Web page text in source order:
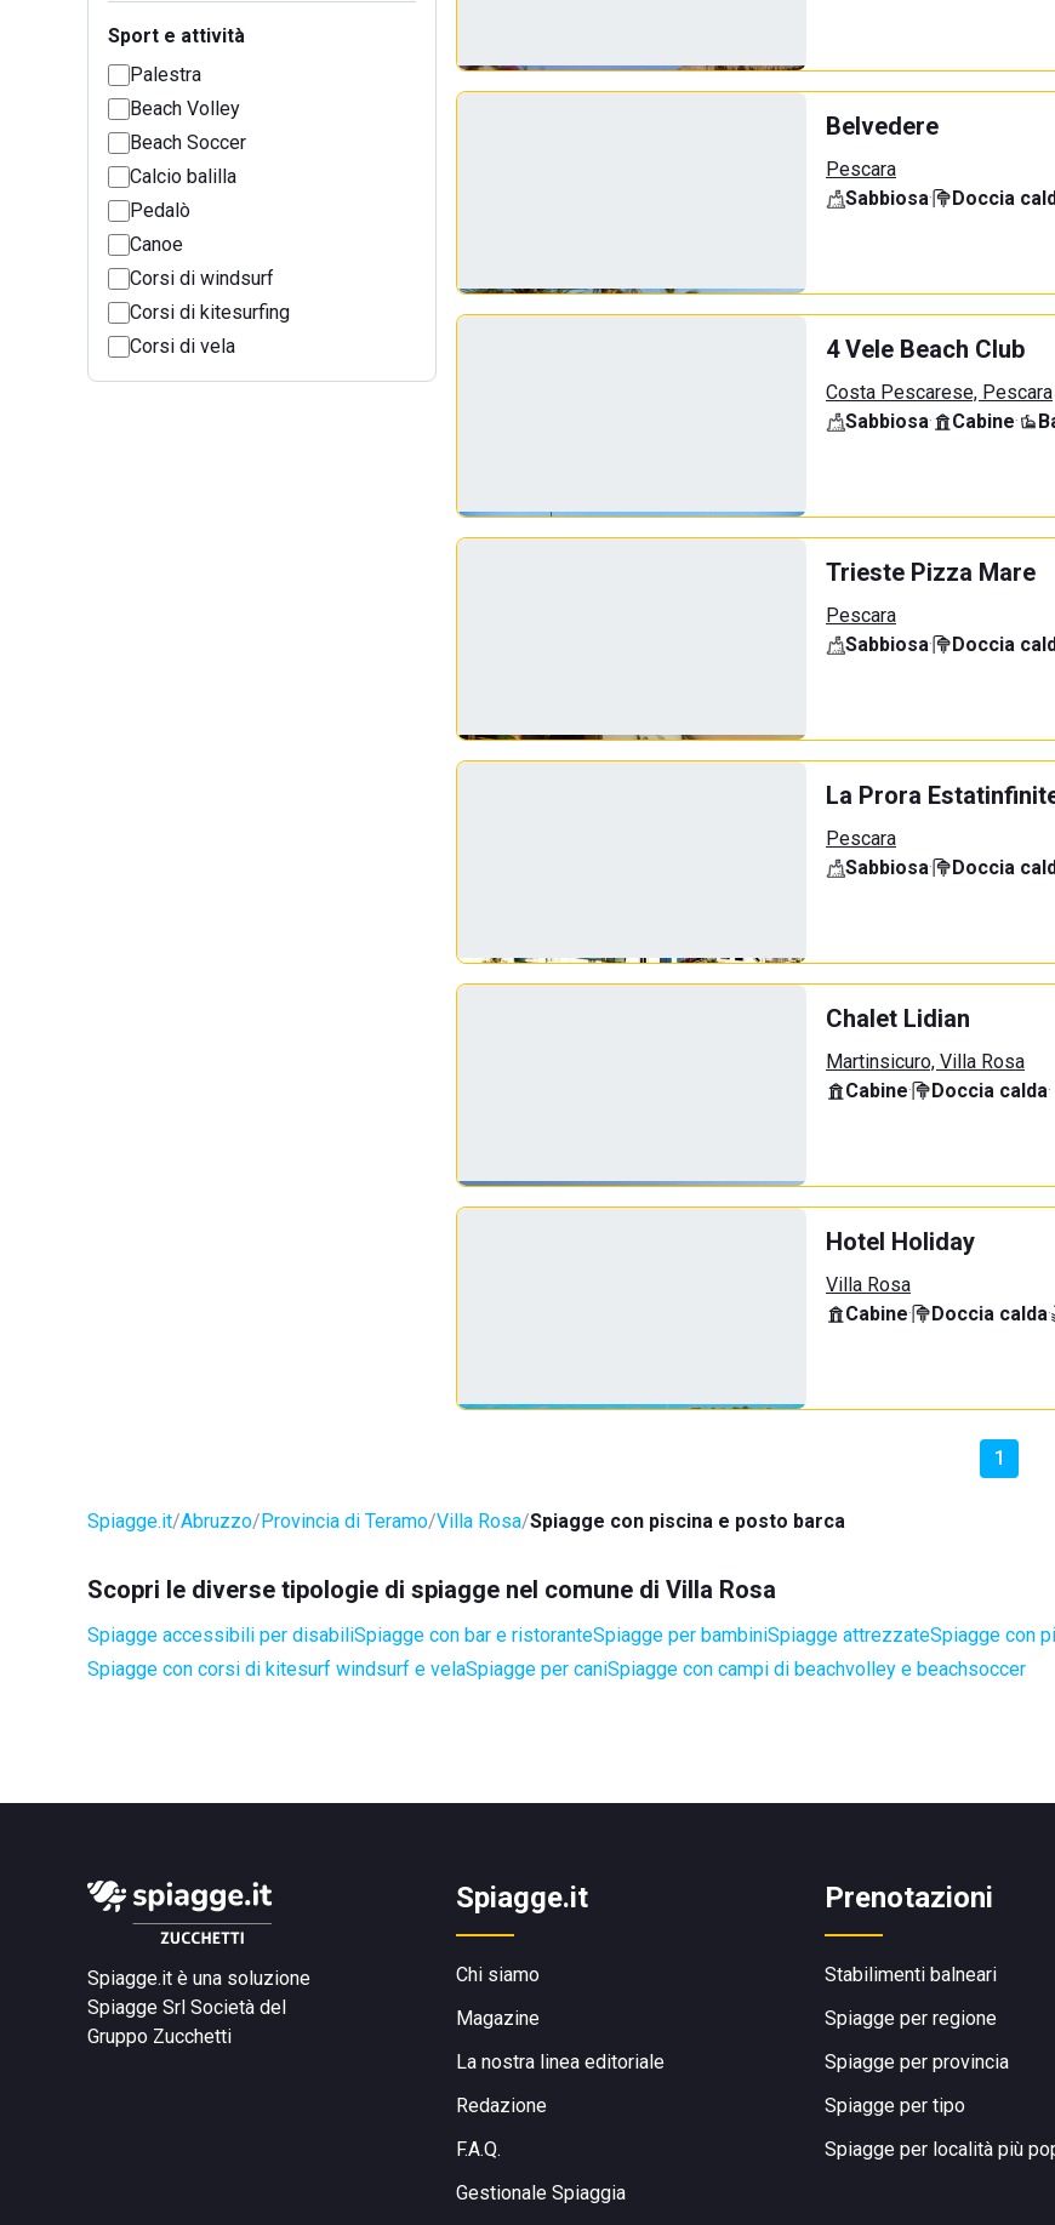
Sport e attività
Palestra
Beach Volley
Beach Soccer
Calcio balilla
Pedalò
Canoe
Corsi di windsurf
Corsi di kitesurfing
Corsi di vela
Belvedere
Pescara
Sabbiosa· Doccia
4 Vele Beach Club
Costa Pescarese, Pescara
Sabbiosa· Cabine·
Trieste Pizza Mare
Pescara
Sabbiosa· Doccia
La Prora
Pescara
Sabbiosa· Doccia
Chalet Lidian
Martinsicuro, Villa Rosa
Cabine· Doccia calda·
Hotel Holiday
Villa Rosa
Cabine· Doccia calda·
1
Spiagge.it Abruzzo Provincia di Teramo Villa Rosa Spiagge con piscina e posto barca
Scopri le diverse tipologie di spiagge nel comune di Villa Rosa
Spiagge accessibili per disabiliSpiagge con bar e ristoranteSpiagge per bambiniSpiagge attrezzateSpiagge con
Spiagge con corsi di kitesurf windsurf e velaSpiagge per caniSpiagge con campi di beachvolley e beachsoccer
Spiagge.it è una soluzione
Spiagge Srl Società del
Gruppo Zucchetti
Spiagge.it
Chi siamo
Magazine
La nostra linea editoriale
Redazione
F.A.Q.
Gestionale Spiaggia
Prenotazioni
Stabilimenti balneari
Spiagge per regione
Spiagge per provincia
Spiagge per tipo
Spiagge per località più